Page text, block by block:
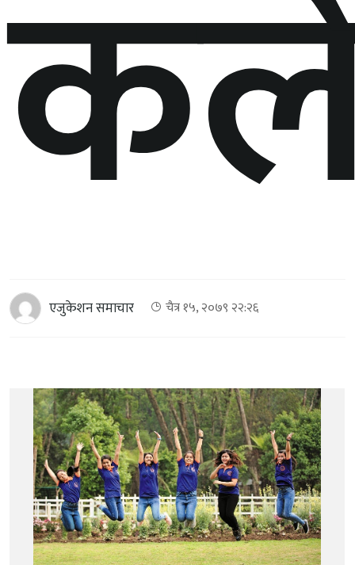
एजुकेशन समाचार चैत्र १५, २०७९ २२:२६